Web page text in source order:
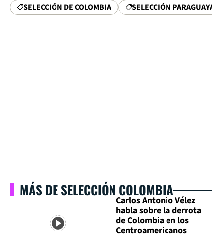
SELECCIÓN DE COLOMBIA SELECCIÓN PARAGUAYA
MÁS DE SELECCIÓN COLOMBIA
Carlos Antonio Vélez
habla sobre la derrota
de Colombia en los
Centroamericanos